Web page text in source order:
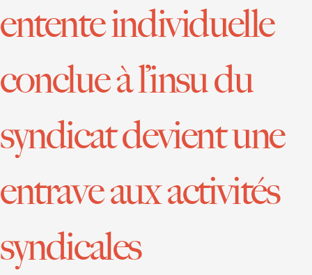
entente individuelle
conclue à l’insu du
syndicat devient une
entrave aux activités
syndicales